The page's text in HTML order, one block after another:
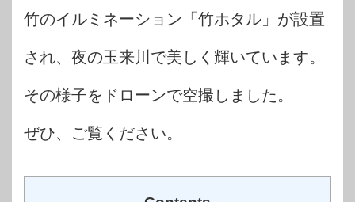
竹のイルミネーション「竹ホタル」が設置
され、夜の玉来川で美しく輝いています。
その様子をドローンで空撮しました。
ぜひ、ご覧ください。